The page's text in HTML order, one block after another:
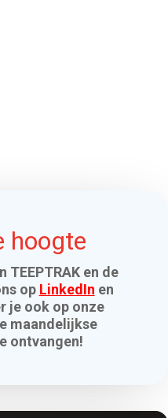
hoogte
TEEPTRAK en de
op LinkedIn en
je ook op onze
maandelijkse
ontvangen!